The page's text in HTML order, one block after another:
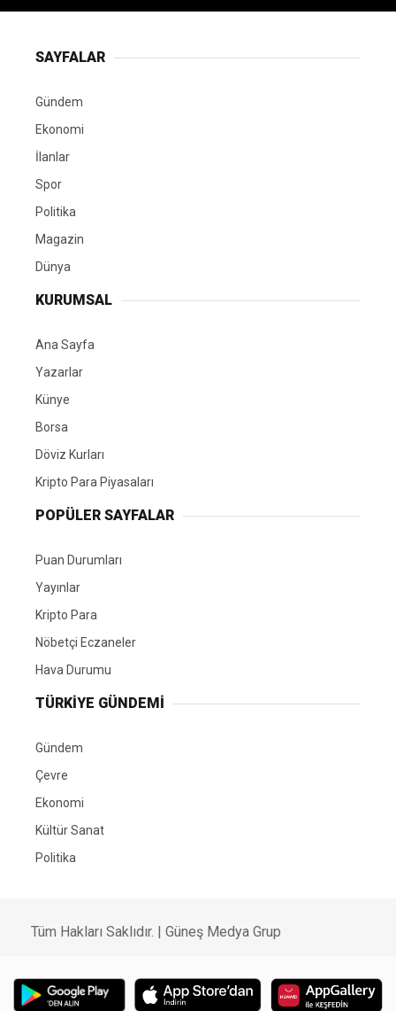
SAYFALAR
Gündem
Ekonomi
İlanlar
Spor
Politika
Magazin
Dünya
KURUMSAL
Ana Sayfa
Yazarlar
Künye
Borsa
Döviz Kurları
Kripto Para Piyasaları
POPÜLER SAYFALAR
Puan Durumları
Yayınlar
Kripto Para
Nöbetçi Eczaneler
Hava Durumu
TÜRKIYE GÜNDEMI
Gündem
Çevre
Ekonomi
Kültür Sanat
Politika
Tüm Hakları Saklıdır. | Güneş Medya Grup